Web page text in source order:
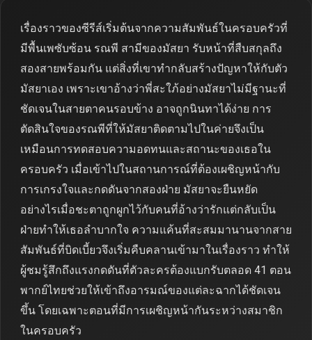
เรื่องราวของซีรีส์เริ่มต้นจากความสัมพันธ์ในครอบครัวที่
มีพื้นเพซับซ้อน รณพี สามีของมัสยา รับหน้าที่สืบสกุลถึง
สองสายพร้อมกัน แต่สิ่งที่เขาทำกลับสร้างปัญหาให้กับตัว
มัสยาเอง เพราะเขาอ้างว่าพี่สะใภ้อย่างมัสยาไม่มีฐานะที่
ชัดเจนในสายตาคนรอบข้าง อาจถูกนินทาได้ง่าย การ
ตัดสินใจของรณพีที่ให้มัสยาติดตามไปในค่ายจึงเป็น
เหมือนการทดสอบความอดทนและสถานะของเธอใน
ครอบครัว เมื่อเข้าไปในสถานการณ์ที่ต้องเผชิญหน้ากับ
การเกรงใจและกดดันจากสองฝ่าย มัสยาจะยืนหยัด
อย่างไรเมื่อชะตาถูกผูกไว้กับคนที่อ้างว่ารักแต่กลับเป็น
ฝ่ายทำให้เธอลำบากใจ ความแค้นที่สะสมมานานจากสาย
สัมพันธ์ที่บิดเบี้ยวจึงเริ่มคืบคลานเข้ามาในเรื่องราว ทำให้
ผู้ชมรู้สึกถึงแรงกดดันที่ตัวละครต้องแบกรับตลอด 41 ตอน
พากย์ไทยช่วยให้เข้าถึงอารมณ์ของแต่ละฉากได้ชัดเจน
ขึ้น โดยเฉพาะตอนที่มีการเผชิญหน้ากันระหว่างสมาชิก
ในครอบครัว